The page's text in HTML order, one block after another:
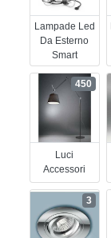
Lampade Led
Da Esterno
Smart
Luci
Accessori
450
3